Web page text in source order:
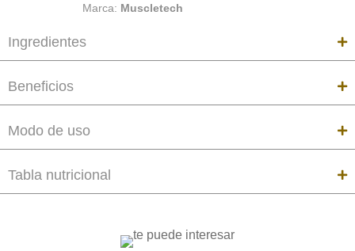
Marca: Muscletech
Ingredientes
Beneficios
Modo de uso
Tabla nutricional